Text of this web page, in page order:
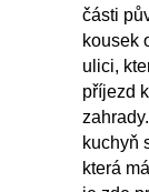
části
kousek
ulici,
příjezd
kuchyň
která